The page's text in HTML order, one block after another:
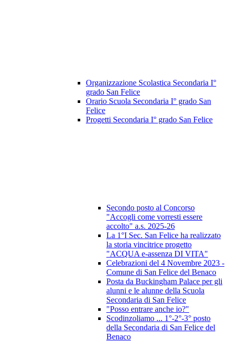
Organizzazione Scolastica Secondaria I°
grado San Felice
Orario Scuola Secondaria I° grado San
Felice
Progetti Secondaria I° grado San Felice
Secondo posto al Concorso
"Accogli come vorresti essere
accolto" a.s. 2025-26
La 1°I Sec. San Felice ha realizzato
la storia vincitrice progetto
"ACQUA e-assenza DI VITA"
Celebrazioni del 4 Novembre 2023 -
Comune di San Felice del Benaco
Posta da Buckingham Palace per gli
alunni e le alunne della Scuola
Secondaria di San Felice
"Posso entrare anche io?"
Scodinzoliamo ... 1°-2°-3° posto
della Secondaria di San Felice del
Benaco